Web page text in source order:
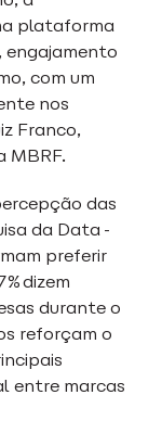
plataforma
com um
nos
Franco,
MBRF.
das
da Data-
preferir
dizem
durante o
reforçam o
entre marcas